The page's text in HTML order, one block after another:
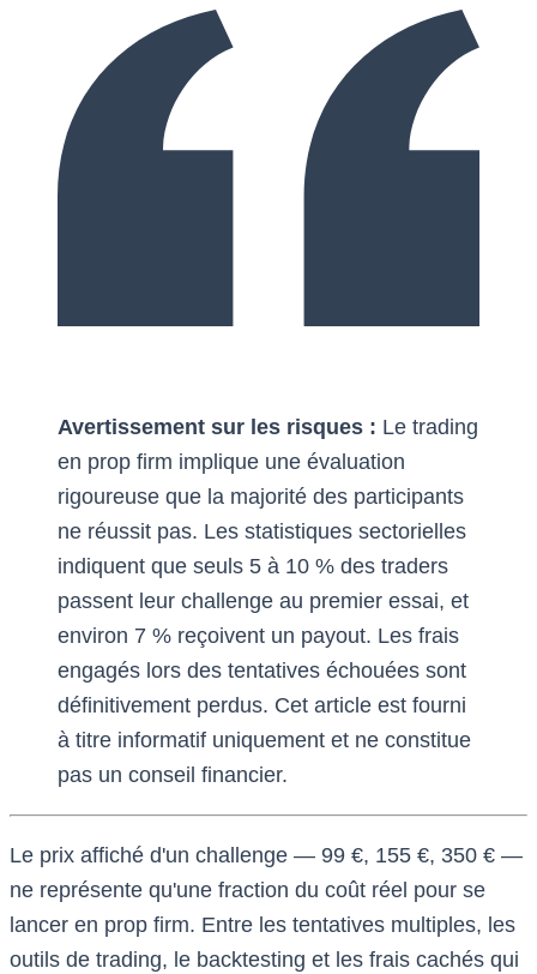
Avertissement sur les risques : Le trading
en prop firm implique une évaluation
rigoureuse que la majorité des participants
ne réussit pas. Les statistiques sectorielles
indiquent que seuls 5 à 10 % des traders
passent leur challenge au premier essai, et
environ 7 % reçoivent un payout. Les frais
engagés lors des tentatives échouées sont
définitivement perdus. Cet article est fourni
à titre informatif uniquement et ne constitue
pas un conseil financier.
Le prix affiché d'un challenge — 99 €, 155 €, 350 € —
ne représente qu'une fraction du coût réel pour se
lancer en prop firm. Entre les tentatives multiples, les
outils de trading, le backtesting et les frais cachés qui